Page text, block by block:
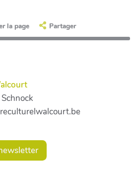
la page Partager